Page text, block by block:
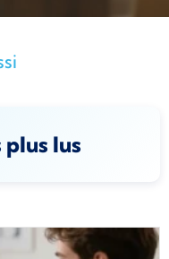
plus lus